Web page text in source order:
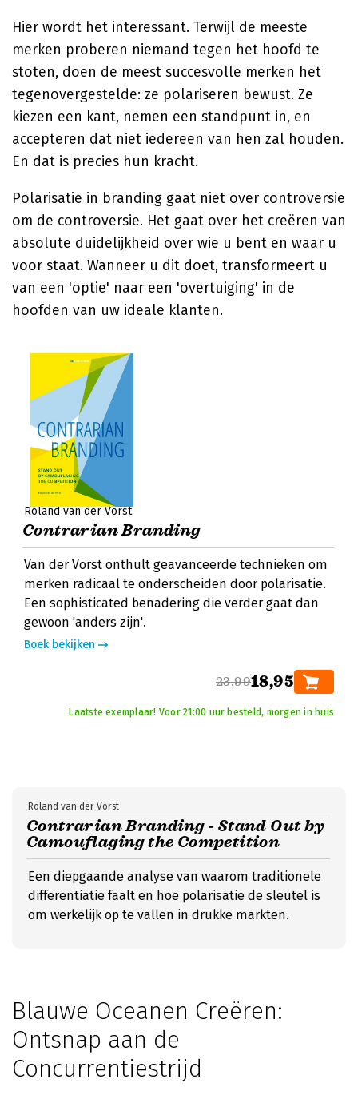
Hier wordt het interessant. Terwijl de meeste
merken proberen niemand tegen het hoofd te
stoten, doen de meest succesvolle merken het
tegenovergestelde: ze polariseren bewust. Ze
kiezen een kant, nemen een standpunt in, en
accepteren dat niet iedereen van hen zal houden.
En dat is precies hun kracht.
Polarisatie in branding gaat niet over controversie
om de controversie. Het gaat over het creëren van
absolute duidelijkheid over wie u bent en waar u
voor staat. Wanneer u dit doet, transformeert u
van een 'optie' naar een 'overtuiging' in de
hoofden van uw ideale klanten.
Roland van der Vorst
Contrarian Branding
Van der Vorst onthult geavanceerde technieken om
merken radicaal te onderscheiden door polarisatie.
Een sophisticated benadering die verder gaat dan
gewoon 'anders zijn'.
Boek bekijken
23,9918,95
Laatste exemplaar! Voor 21:00 uur besteld, morgen in huis
Contrarian Branding - Stand Out by
Camouflaging the Competition
Roland van der Vorst
Een diepgaande analyse van waarom traditionele
differentiatie faalt en hoe polarisatie de sleutel is
om werkelijk op te vallen in drukke markten.
Blauwe Oceanen Creëren:
Ontsnap aan de
Concurrentiestrijd